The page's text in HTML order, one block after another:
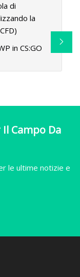
di
la
in CS:GO
Campo Da
le ultime notizie e